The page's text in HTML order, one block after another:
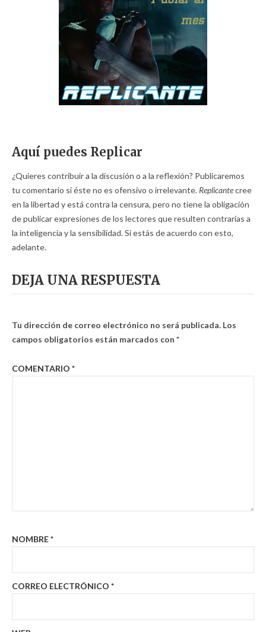
Aquí puedes Replicar
¿Quieres contribuir a la discusión o a la reflexión? Publicaremos
tu comentario si éste no es ofensivo o irrelevante. Replicantecree
en la libertad y está contra la censura, pero no tiene la obligación
de publicar expresiones de los lectores que resulten contrarias a
la inteligencia y la sensibilidad. Si estás de acuerdo con esto,
adelante.
DEJA UNA RESPUESTA
Tu dirección de correo electrónico no será publicada. Los
campos obligatorios están marcados con *
COMENTARIO *
NOMBRE*
CORREO ELECTRÓNICO *